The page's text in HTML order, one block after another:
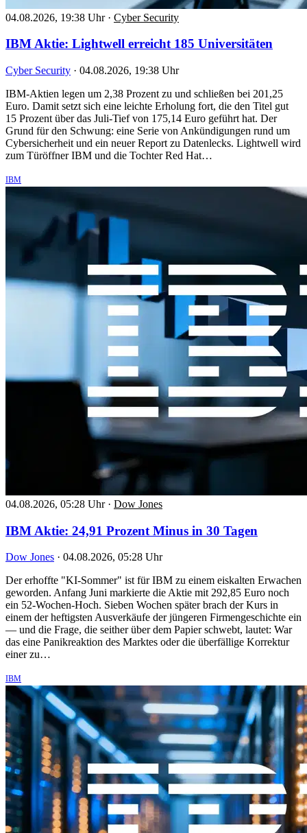
04.08.2026, 19:38 Uhr · Cyber Security
IBM Aktie: Lightwell erreicht 185 Universitäten
Cyber Security · 04.08.2026, 19:38 Uhr
IBM-Aktien legen um 2,38 Prozent zu und schließen bei 201,25
Euro. Damit setzt sich eine leichte Erholung fort, die den Titel gut
15 Prozent über das Juli-Tief von 175,14 Euro geführt hat. Der
Grund für den Schwung: eine Serie von Ankündigungen rund um
Cybersicherheit und ein neuer Report zu Datenlecks. Lightwell wird
zum Türöffner IBM und die Tochter Red Hat…
IBM
04.08.2026, 05:28 Uhr · Dow Jones
IBM Aktie: 24,91 Prozent Minus in 30 Tagen
Dow Jones · 04.08.2026, 05:28 Uhr
Der erhoffte "KI-Sommer" ist für IBM zu einem eiskalten Erwachen
geworden. Anfang Juni markierte die Aktie mit 292,85 Euro noch
ein 52-Wochen-Hoch. Sieben Wochen später brach der Kurs in
einem der heftigsten Ausverkäufe der jüngeren Firmengeschichte ein
— und die Frage, die seither über dem Papier schwebt, lautet: War
das eine Panikreaktion des Marktes oder die überfällige Korrektur
einer zu…
IBM